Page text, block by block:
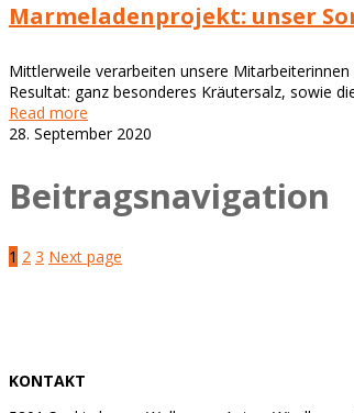
Marmeladenprojekt: unser
Mittlerweile verarbeiten unsere
Resultat: ganz besonderes Kräutersalz, sowie
Read more
28. September 2020
Beitragsnavigation
1 2 3 Next page
KONTAKT